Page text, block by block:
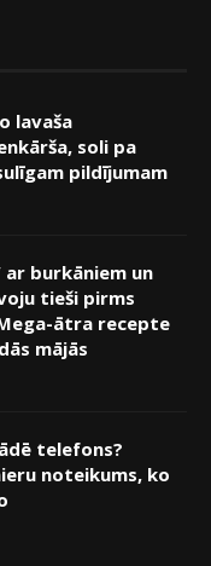
lavaša
soli pa
pildījumam
ar burkāniem un
tieši pirms
ātra recepte
mājās
telefons?
noteikums, ko